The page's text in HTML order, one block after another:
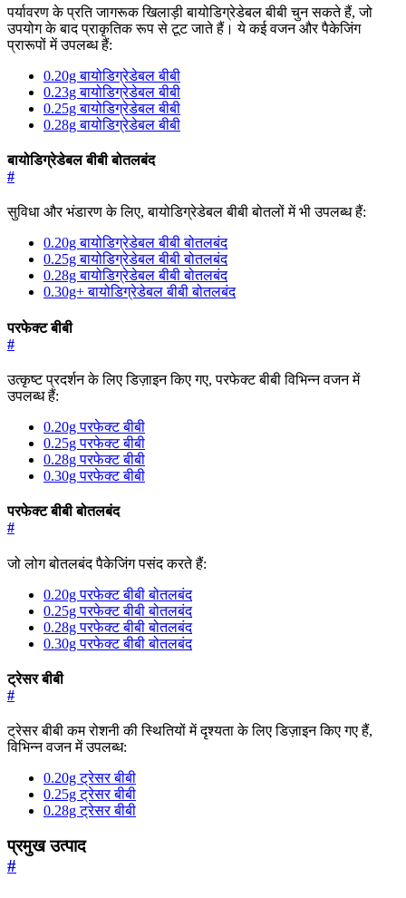
पर्यावरण के प्रति जागरूक खिलाड़ी बायोडिग्रेडेबल बीबी चुन सकते हैं, जो
उपयोग के बाद प्राकृतिक रूप से टूट जाते हैं। ये कई वजन और पैकेजिंग
प्रारूपों में उपलब्ध हैं:
0.20g बायोडिग्रेडेबल बीबी
0.23g बायोडिग्रेडेबल बीबी
0.25g बायोडिग्रेडेबल बीबी
0.28g बायोडिग्रेडेबल बीबी
बायोडिग्रेडेबल बीबी बोतलबंद
#
सुविधा और भंडारण के लिए, बायोडिग्रेडेबल बीबी बोतलों में भी उपलब्ध हैं:
0.20g बायोडिग्रेडेबल बीबी बोतलबंद
0.25g बायोडिग्रेडेबल बीबी बोतलबंद
0.28g बायोडिग्रेडेबल बीबी बोतलबंद
0.30g+ बायोडिग्रेडेबल बीबी बोतलबंद
परफेक्ट बीबी
#
उत्कृष्ट प्रदर्शन के लिए डिज़ाइन किए गए, परफेक्ट बीबी विभिन्न वजन में
उपलब्ध हैं:
0.20g परफेक्ट बीबी
0.25g परफेक्ट बीबी
0.28g परफेक्ट बीबी
0.30g परफेक्ट बीबी
परफेक्ट बीबी बोतलबंद
#
जो लोग बोतलबंद पैकेजिंग पसंद करते हैं:
0.20g परफेक्ट बीबी बोतलबंद
0.25g परफेक्ट बीबी बोतलबंद
0.28g परफेक्ट बीबी बोतलबंद
0.30g परफेक्ट बीबी बोतलबंद
ट्रेसर बीबी
#
ट्रेसर बीबी कम रोशनी की स्थितियों में दृश्यता के लिए डिज़ाइन किए गए हैं,
विभिन्न वजन में उपलब्ध:
0.20g ट्रेसर बीबी
0.25g ट्रेसर बीबी
0.28g ट्रेसर बीबी
प्रमुख उत्पाद
#